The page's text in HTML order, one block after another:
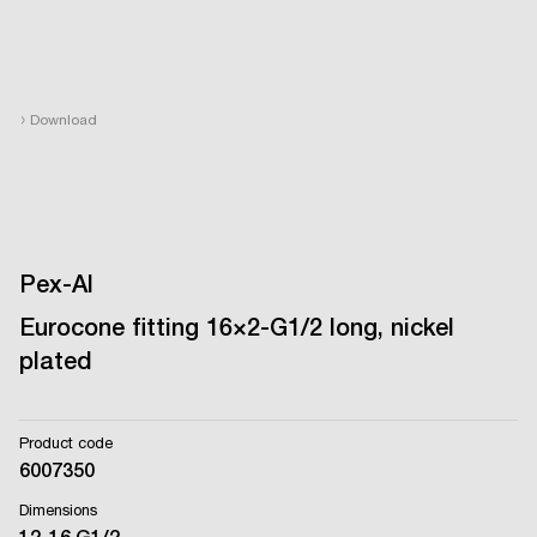
› Download
Pex-Al
Eurocone fitting 16×2-G1/2 long, nickel
plated
Product code
6007350
Dimensions